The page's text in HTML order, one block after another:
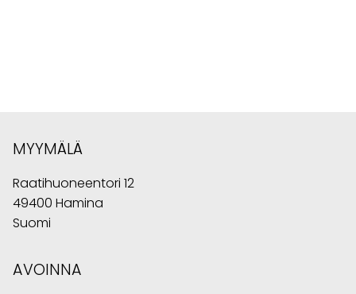
MYYMÄLÄ
Raatihuoneentori 12
49400 Hamina
Suomi
AVOINNA